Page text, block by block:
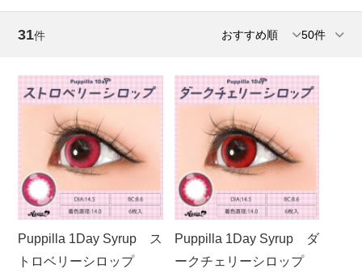
31件
Puppilla 1Day Syrup ス
トロベリーシロップ
Puppilla 1Day Syrup ダ
ークチェリーシロップ